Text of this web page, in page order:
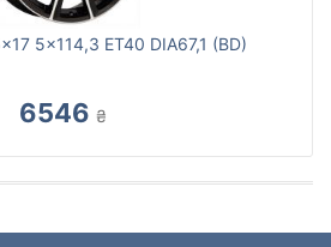
5x114,3 ET40 DIA67,1 (BD)
6546 ₴